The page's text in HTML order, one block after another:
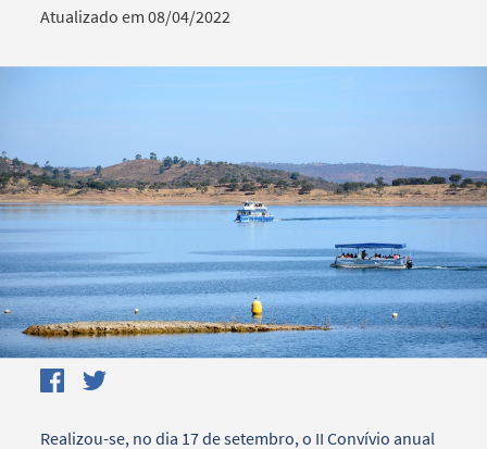
Atualizado em 08/04/2022
Realizou-se, no dia 17 de setembro, o II Convívio anual